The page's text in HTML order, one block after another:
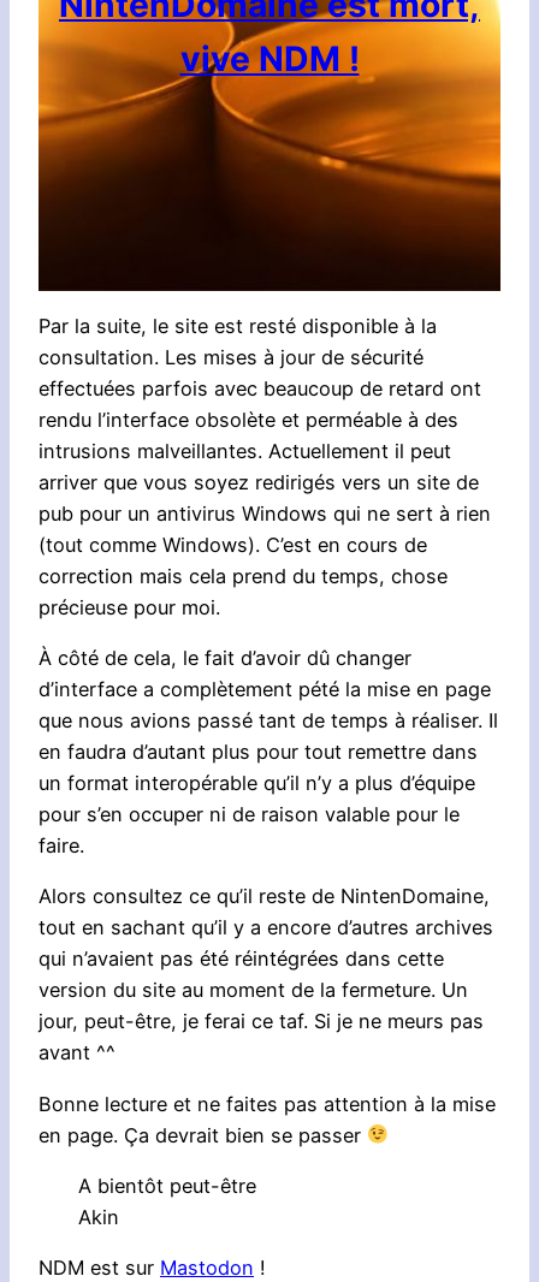
vive NDM !
Par la suite, le site est resté disponible à la
consultation. Les mises à jour de sécurité
effectuées parfois avec beaucoup de retard ont
rendu l’interface obsolète et perméable à des
intrusions malveillantes. Actuellement il peut
arriver que vous soyez redirigés vers un site de
pub pour un antivirus Windows qui ne sert à rien
(tout comme Windows). C’est en cours de
correction mais cela prend du temps, chose
précieuse pour moi.
À côté de cela, le fait d’avoir dû changer
d’interface a complètement pété la mise en page
que nous avions passé tant de temps à réaliser. Il
en faudra d’autant plus pour tout remettre dans
un format interopérable qu’il n’y a plus d’équipe
pour s’en occuper ni de raison valable pour le
faire.
Alors consultez ce qu’il reste de NintenDomaine,
tout en sachant qu’il y a encore d’autres archives
qui n’avaient pas été réintégrées dans cette
version du site au moment de la fermeture. Un
jour, peut-être, je ferai ce taf. Si je ne meurs pas
avant ^^
Bonne lecture et ne faites pas attention à la mise
en page. Ça devrait bien se passer
A bientôt peut-être
Akin
NDM est sur Mastodon !